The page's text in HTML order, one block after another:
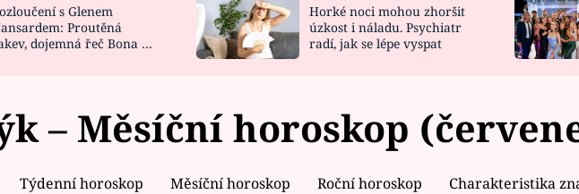
CELEBRITY
VAŘENÍ
NOVINKY
VIDEORECEPTY
ZAHRADA
DESIGN
s Glenem
Proutěná
dojemná řeč Bona a
Horké noci mohou zhoršit
úzkost i náladu. Psychiatr
radí, jak se lépe vyspat
– Měsíční horoskop
Týdenní horoskop Měsíční horoskop Roční horoskop Charakteristika